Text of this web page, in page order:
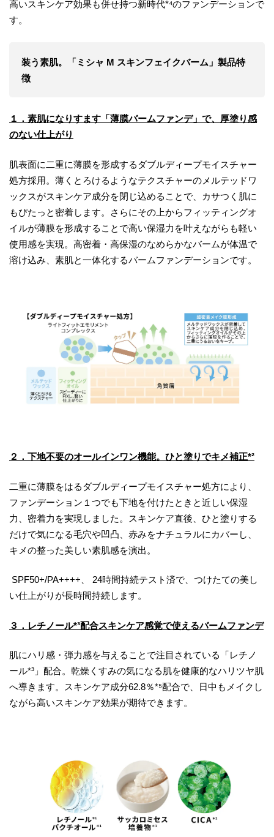
高いスキンケア効果も併せ持つ新時代*⁴のファンデーションで
す。
装う素肌。「ミシャ M スキンフェイクバーム」製品特
徴
１．素肌になりすます「薄膜バームファンデ」で、厚塗り感
のない仕上がり
肌表面に二重に薄膜を形成するダブルディープモイスチャー
処方採用。薄くとろけるようなテクスチャーのメルテッドワ
ックスがスキンケア成分を閉じ込めることで、カサつく肌に
もぴたっと密着します。さらにその上からフィッティングオ
イルが薄膜を形成することで高い保湿力を叶えながらも軽い
使用感を実現。高密着・高保湿のなめらかなバームが体温で
溶け込み、素肌と一体化するバームファンデーションです。
２．下地不要のオールインワン機能。ひと塗りでキメ補正*²
二重に薄膜をはるダブルディープモイスチャー処方により、
ファンデーション１つでも下地を付けたときと近しい保湿
力、密着力を実現しました。スキンケア直後、ひと塗りする
だけで気になる毛穴や凹凸、赤みをナチュラルにカバーし、
キメの整った美しい素肌感を演出。
SPF50+/PA++++、 24時間持続テスト済で、つけたての美し
い仕上がりが長時間持続します。
３．レチノール*³配合スキンケア感覚で使えるバームファンデ
肌にハリ感・弾力感を与えることで注目されている「レチノ
ール*³」配合。乾燥くすみの気になる肌を健康的なハリツヤ肌
へ導きます。スキンケア成分62.8％*⁵配合で、日中もメイクし
ながら高いスキンケア効果が期待できます。